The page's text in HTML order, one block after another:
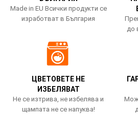
Made in EU Всички продукти се
изработват в България
до
ЦВЕТОВЕТЕ НЕ
ИЗБЕЛЯВАТ
Не се изтрива, не избелява и
щампата не се напуква!